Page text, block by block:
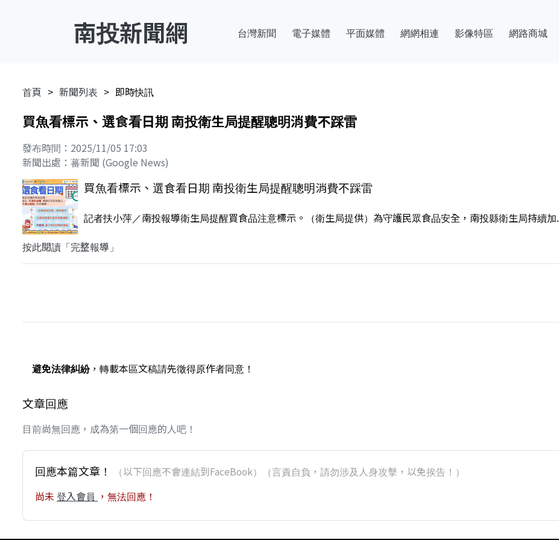
南投新聞網 台灣新聞 電子媒體 平面媒體 網網相連 影像特區 網路商城
首頁 新聞列表 即時快訊
買魚看標示、選食看日期 南投衛生局提醒聰明消費不踩雷
發布時間：2025/11/05 17:03
新聞出處：蕃新聞 (Google News)
買魚看標示、選食看日期 南投衛生局提醒聰明消費不踩雷
記者扶小萍／南投報導衛生局提醒買食品注意標示。（衛生局提供）為守護民眾食品安全，南投縣衛生局持續加.
按此閱讀「完整報導」
避免法律糾紛，轉載本區文稿請先徵得原作者同意！
文章回應
目前尚無回應，成為第一個回應的人吧！
回應本篇文章！ （以下回應不會連結到FaceBook）（言責自負，請勿涉及人身攻擊，以免挨告！）
尚未 登入會員 ，無法回應！